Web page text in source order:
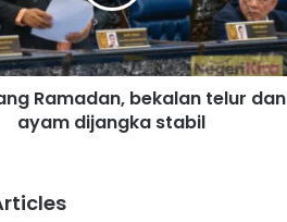
Ramadan, bekalan telur dan
ayam dijangka stabil